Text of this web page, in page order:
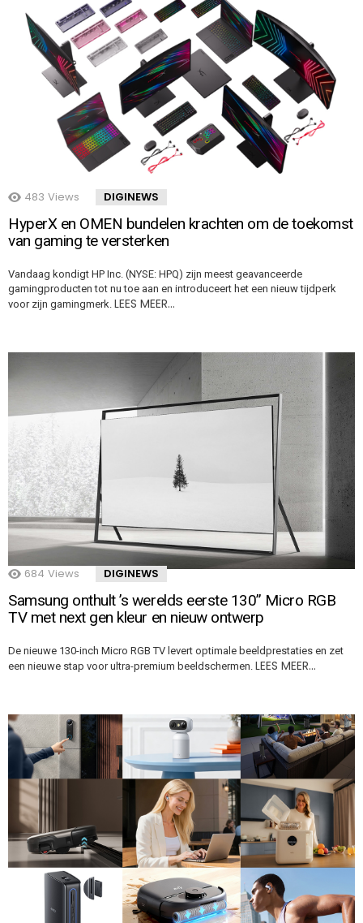
483 Views DIGINEWS
HyperX en OMEN bundelen krachten om de toekomst
van gaming te versterken
Vandaag kondigt HP Inc. (NYSE: HPQ) zijn meest geavanceerde
gamingproducten tot nu toe aan en introduceert het een nieuw tijdperk
voor zijn gamingmerk. LEES MEER…
684 Views DIGINEWS
Samsung onthult ’s werelds eerste 130” Micro RGB
TV met next gen kleur en nieuw ontwerp
De nieuwe 130-inch Micro RGB TV levert optimale beeldprestaties en zet
een nieuwe stap voor ultra-premium beeldschermen. LEES MEER…